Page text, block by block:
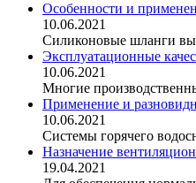
Особенности и
10.06.2021
Силиконовые шланги
Эксплуатационные
10.06.2021
Многие
Применение и
10.06.2021
Системы горячего
Назначение
19.04.2021